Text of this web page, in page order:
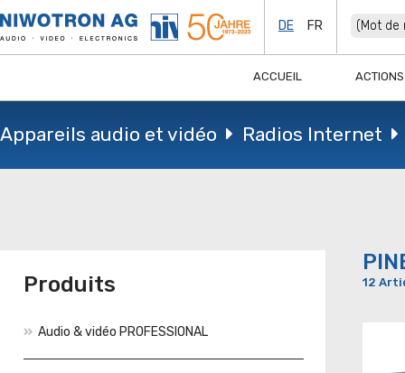
DE FR
ACCUEIL ACTIONS
Appareils audio et vidéo Radios Internet
Produits
Audio & vidéo PROFESSIONAL
12